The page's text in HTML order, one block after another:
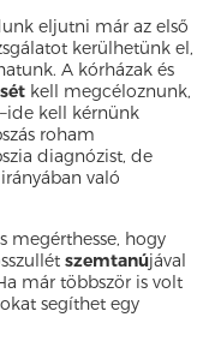
eljutni már az első
kerülhetünk el,
A kórházak és
kell megcéloznunk,
kell kérnünk
roham
diagnózist, de
való
megérthesse, hogy
szemtanújával
már többször is volt
segíthet egy